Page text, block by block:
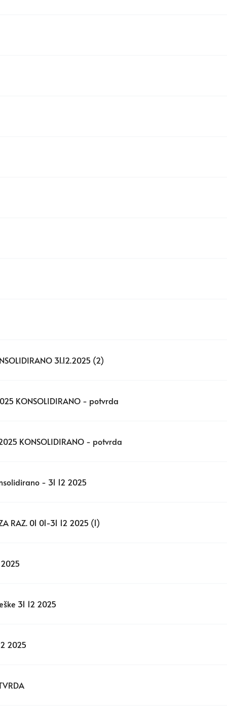
31.12.2025 (2)
KONSOLIDIRANO - potvrda
KONSOLIDIRANO - potvrda
- 31 12 2025
RAZ. 01 01-31 12 2025 (1)
31 12 2025
2025